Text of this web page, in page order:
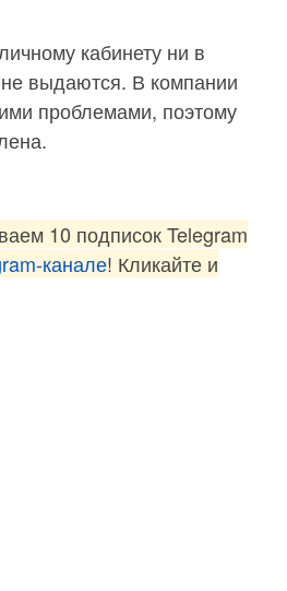
кабинету ни в
выдаются. В компании
проблемами, поэтому
10 подписок Telegram
канале! Кликайте и